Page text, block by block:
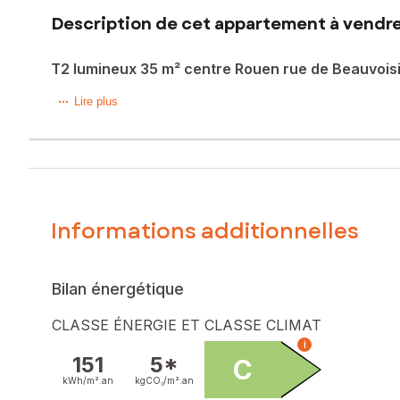
Description de cet appartement à
T2 lumineux 35 m² centre Rouen rue de
À vendre, charmant appartement T2 de 35 m² situé au
optimisé permet une utilisation efficace de chaque
Le bien comprend 1 lot, et il est situé dans une
procédure citée à l'article L. 721-1 du code de la
Les informations sur les risques auxquels ce bien est
Prix de vente : 125 000 €
Honoraires charge vendeur
Lire plus
Informations additionnelles
Bilan énergétique
CLASSE ÉNERGIE ET CLASSE CLIMAT
151
kWh/m². an
5*
kgCO₂/m². an C
i